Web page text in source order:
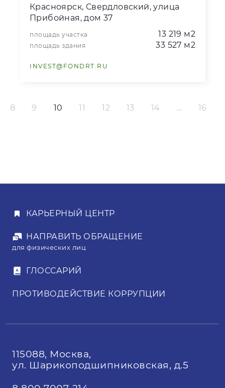
Красноярск, Свердловский, улица
Прибойная, дом 37
площадь участка 13 219 м2
площадь здания 33 527 м2
INVEST@FONDRT.RU
8 9 10 11 12 13 14 ... 16
КАРЬЕРНЫЙ ЦЕНТР
НАПРАВИТЬ ОБРАЩЕНИЕ
для физических лиц
ГЛОССАРИЙ
ПРОТИВОДЕЙСТВИЕ КОРРУПЦИИ
115088, Москва,
ул. Шарикоподшипниковская, д.5